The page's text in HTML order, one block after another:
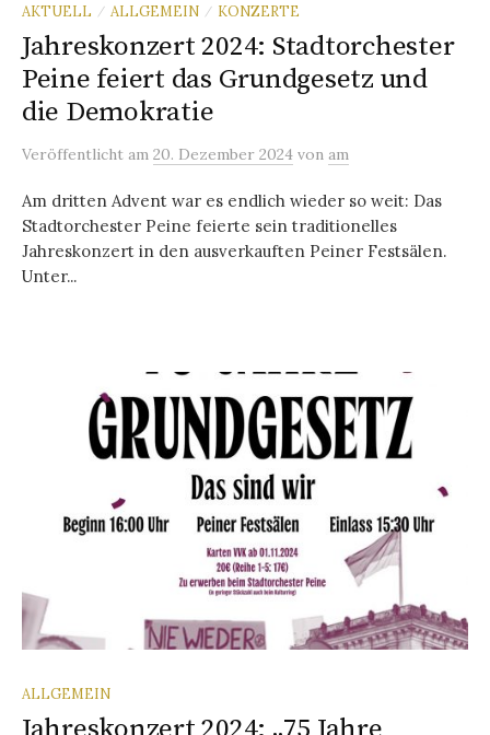
AKTUELL / ALLGEMEIN / KONZERTE
Jahreskonzert 2024: Stadtorchester
Peine feiert das Grundgesetz und
die Demokratie
Veröffentlicht am 20. Dezember 2024 von am
Am dritten Advent war es endlich wieder so weit: Das
Stadtorchester Peine feierte sein traditionelles
Jahreskonzert in den ausverkauften Peiner Festsälen.
Unter...
ALLGEMEIN